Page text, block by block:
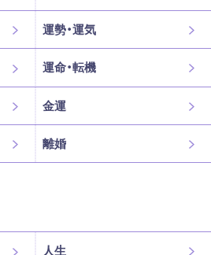
運勢・運気
運命・転機
金運
離婚
人生